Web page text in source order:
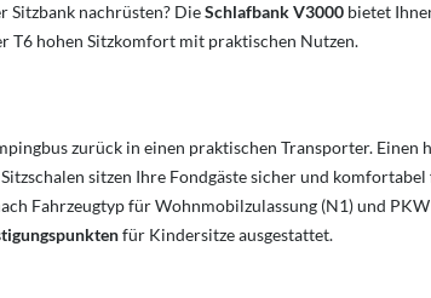
Sitzbank nachrüsten? DieSchlafbank V3000 bietet
T6 hohen Sitzkomfort mit praktischen Nutzen.
zurück in einen praktischen Transporter. Einen
sitzen Ihre Fondgäste sicher und
Fahrzeugtyp für Wohnmobilzulassung (N1) und
für Kindersitze ausgestattet.